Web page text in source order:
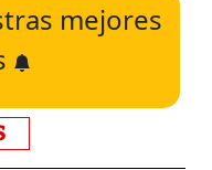
mejores